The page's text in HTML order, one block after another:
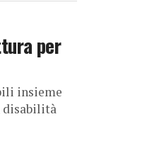
per
insieme
disabilità